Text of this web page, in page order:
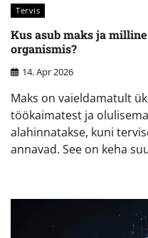
Tervis
Kus asub maks ja
organismis?
14. Apr 2026
Maks on vaieldamatult
töökaimatest ja
alahinnatakse, kuni
annavad. See on keha